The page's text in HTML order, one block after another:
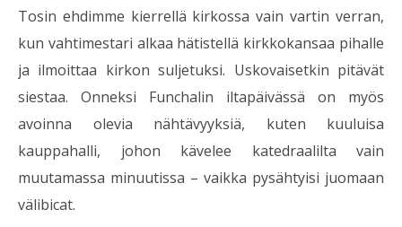
Tosin ehdimme kierrellä kirkossa vain vartin verran,
kun vahtimestari alkaa hätistellä kirkkokansaa pihalle
ja ilmoittaa kirkon suljetuksi. Uskovaisetkin pitävät
siestaa. Onneksi Funchalin iltapäivässä on myös
avoinna olevia nähtävyyksiä, kuten kuuluisa
kauppahalli, johon kävelee katedraalilta vain
muutamassa minuutissa – vaikka pysähtyisi juomaan
välibicat.